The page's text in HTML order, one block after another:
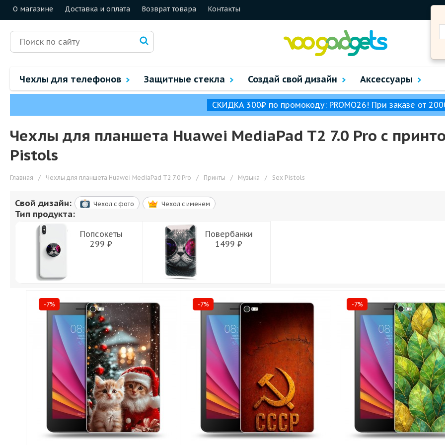
О магазине Доставка и оплата Возврат товара Контакты
Чехлы для телефонов Защитные стекла Создай свой дизайн Аксессуары
СКИДКА 300₽ по промокоду: PROMO26! При заказе от
Чехлы для планшета Huawei MediaPad T2 7.0 Pro с
Pistols
Главная / Чехлы для планшета Huawei MediaPad T2 7.0 Pro / Принты / Музыка / Sex Pistols
Свой дизайн: Чехол c фото Чехол c именем
Тип продукта:
Попсокеты
299 ₽
Повербанки
1499 ₽
-7% -7% -7%